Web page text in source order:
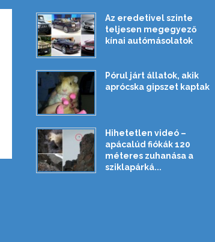
Az eredetivel szinte
teljesen megegyező
kínai autómásolatok
Pórul járt állatok, akik
aprócska gipszet kaptak
Hihetetlen videó –
apácalúd fiókák 120
méteres zuhanása a
sziklapárká...